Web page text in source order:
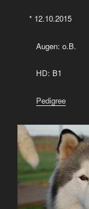
* 12.10.2015
Augen: o.B.
HD: B1
Pedigree